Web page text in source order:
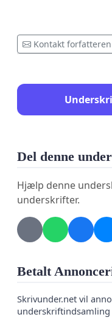
Kontakt forfatteren
Del denne
Hjælp denne
underskrifter.
Betalt
Skrivunder.net vil